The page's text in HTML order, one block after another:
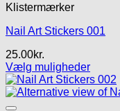
Klistermærker
Nail Art Stickers 001
25.00kr.
Vælg muligheder
Dette
vare
har